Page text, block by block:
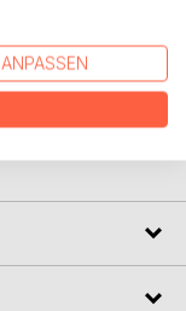
zurück und
die Gegenwart.
ANPASSEN